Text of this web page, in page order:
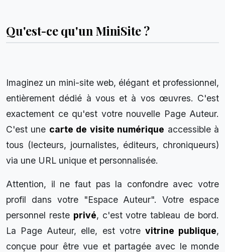
Qu'est-ce qu'un MiniSite ?
Imaginez un mini-site web, élégant et professionnel,
entièrement dédié à vous et à vos œuvres. C'est
exactement ce qu'est votre nouvelle Page Auteur.
C'est une carte de visite numérique accessible à
tous (lecteurs, journalistes, éditeurs, chroniqueurs)
via une URL unique et personnalisée.
Attention, il ne faut pas la confondre avec votre
profil dans votre "Espace Auteur". Votre espace
personnel reste privé, c'est votre tableau de bord.
La Page Auteur, elle, est votre vitrine publique,
conçue pour être vue et partagée avec le monde